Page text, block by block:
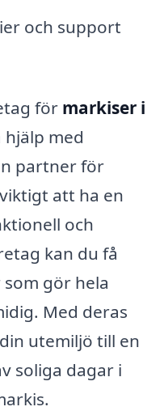
och support
för markiser i
med
partner för
att ha en
och
kan du få
gör hela
Med deras
utemiljö till en
soliga dagar i